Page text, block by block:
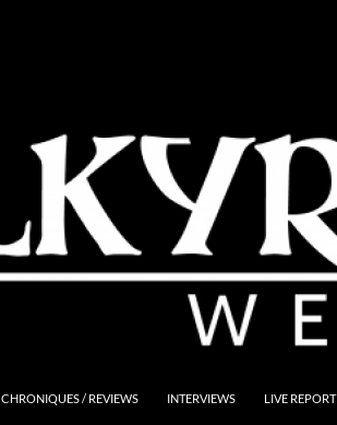
CHRONIQUES / REVIEWS INTERVIEWS LIVE REPORT